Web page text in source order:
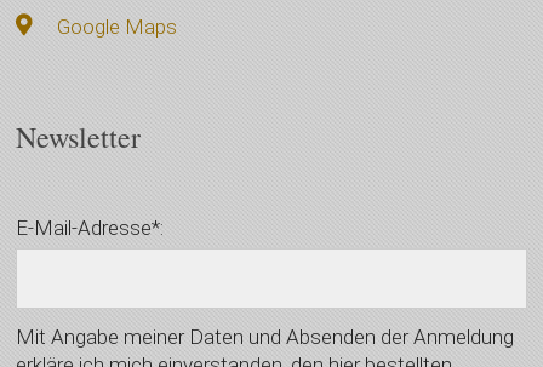
Google Maps
Newsletter
E-Mail-Adresse*:
Mit Angabe meiner Daten und Absenden der Anmeldung